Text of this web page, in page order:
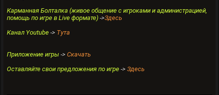
Карманная Болталка (живое общение с игроками и администрацией,
помощь по игре в Live формате) ->Здесь
Канал Youtube -> Тута
Приложение игры -> Скачать
Оставляйте свои предложения по игре -> Здесь